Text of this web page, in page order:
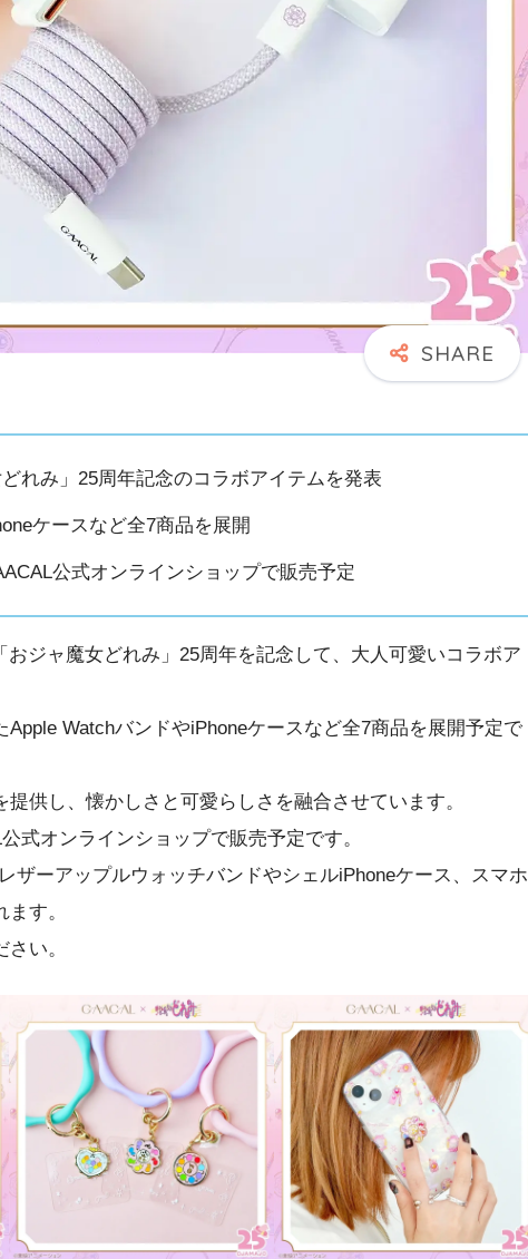
れみ」25周年記念のコラボアイテムを発表
ケースなど全7商品を展開
公式オンラインショップで販売予定
おジャ魔女どれみ」25周年を記念して、大人可愛いコラボア
Apple WatchバンドやiPhoneケースなど全7商品を展開予定で
供し、懐かしさと可愛らしさを融合させています。
式オンラインショップで販売予定です。
ザーアップルウォッチバンドやシェルiPhoneケース、スマホ
す。
い。